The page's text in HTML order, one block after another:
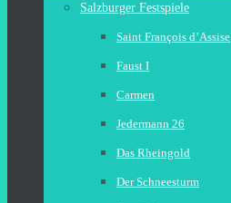
Salzburger Festspiele
Saint François d’Assise
Faust I
Carmen
Jedermann 26
Das Rheingold
Der Schneesturm